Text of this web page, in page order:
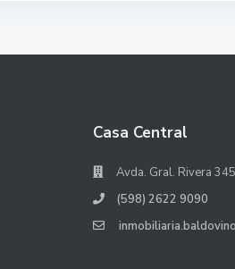
Casa Central
Avda. Gral. Rivera
(598) 2622 9090